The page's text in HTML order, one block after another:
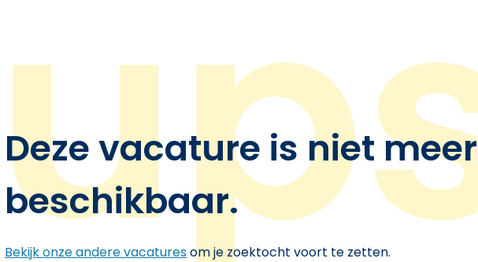
Deze vacature is niet meer
beschikbaar.
Bekijk onze andere vacaturesom je zoektocht voort te zetten.